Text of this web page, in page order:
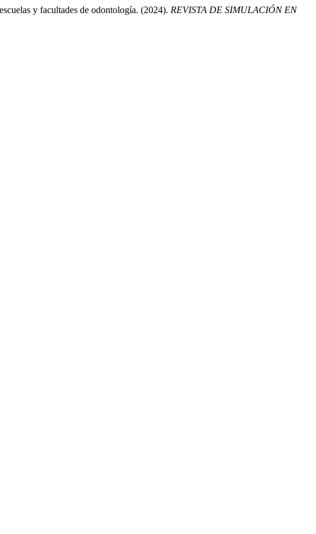
y facultades de odontología. (2024). REVISTA DE SIMULACIÓN EN